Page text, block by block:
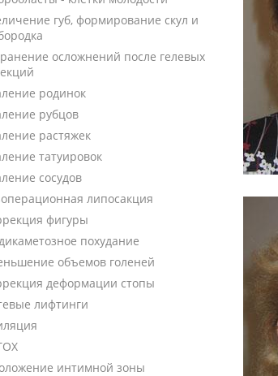
губ, формирование скул и
осложнений после гелевых
родинок
рубцов
растяжек
татуировок
сосудов
липосакция
фигуры
похудание
объемов голеней
деформации стопы
лифтинги
интимной зоны